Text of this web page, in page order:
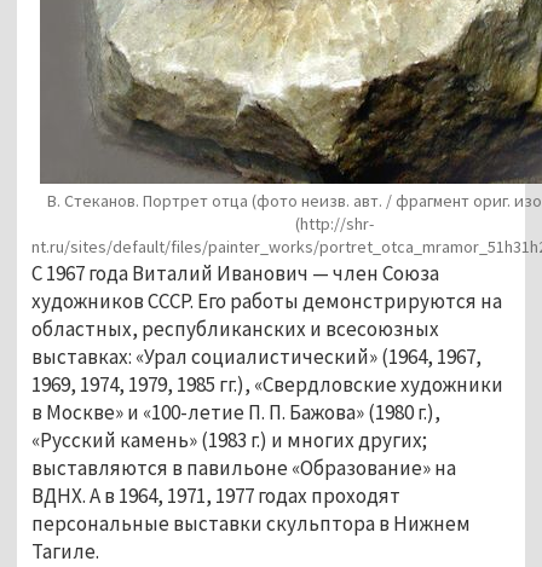
В. Стеканов. Портрет отца (фото неизв. авт. / фрагмент ориг.
(http://shr-
nt.ru/sites/default/files/painter_works/
С 1967 года Виталий Иванович — член Союза
художников СССР. Его работы демонстрируются на
областных, республиканских и всесоюзных
выставках: «Урал социалистический» (1964, 1967,
1969, 1974, 1979, 1985 гг.), «Свердловские художники
в Москве» и «100-летие П. П. Бажова» (1980 г.),
«Русский камень» (1983 г.) и многих других;
выставляются в павильоне «Образование» на
ВДНХ. А в 1964, 1971, 1977 годах проходят
персональные выставки скульптора в Нижнем
Тагиле.